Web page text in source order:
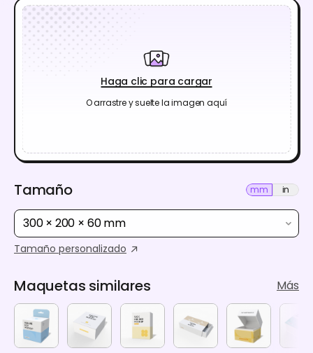
Haga clic para cargar
O arrastre y suelte la imagen aquí
Tamaño mm in
300 × 200 × 60 mm
Tamaño personalizado
Maquetas similares Más